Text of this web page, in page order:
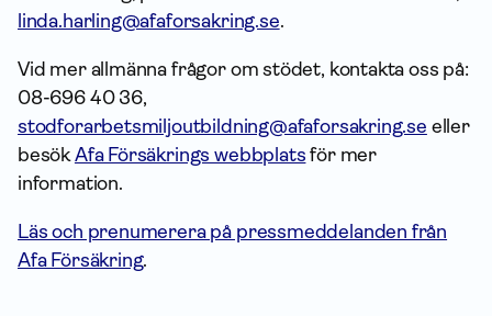
linda.harling@afaforsakring.se.
Vid mer allmänna frågor om stödet, kontakta oss på:
08-696 40 36,
stodforarbetsmiljoutbildning@afaforsakring.se eller
besök Afa Försäkrings webbplats för mer
information.
Läs och prenumerera på pressmeddelanden från
Afa Försäkring.